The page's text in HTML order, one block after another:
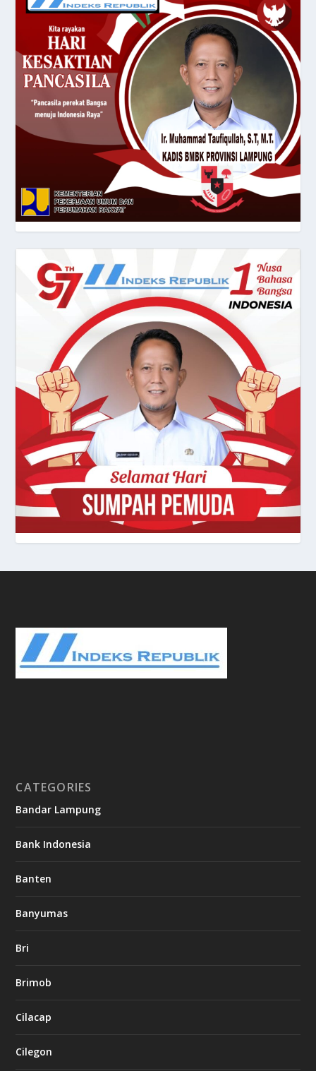
CATEGORIES
Bandar Lampung
Bank Indonesia
Banten
Banyumas
Bri
Brimob
Cilacap
Cilegon